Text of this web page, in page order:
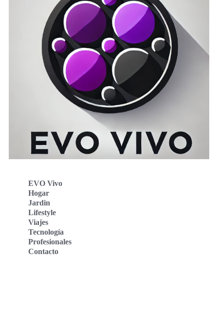
EVO Vivo
Hogar
Jardin
Lifestyle
Viajes
Tecnología
Profesionales
Contacto